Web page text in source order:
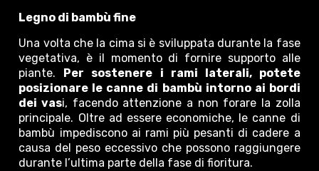
Legno di bambù fine
Una volta che la cima si è sviluppata durante la fase
vegetativa, è il momento di fornire supporto alle
piante.
Per sostenere i rami laterali, potete
posizionare le canne di bambù intorno ai bordi
dei vasi, facendo attenzione a non forare la zolla
principale. Oltre ad essere economiche, le canne di
bambù impediscono ai rami più pesanti di cadere a
causa del peso eccessivo che possono raggiungere
durante l’ultima parte della fase di fioritura.